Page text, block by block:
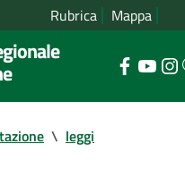
Rubrica Mappa
\ leggi